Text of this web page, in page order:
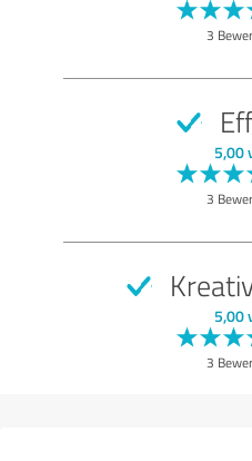
3
5,00
3
5,00
3